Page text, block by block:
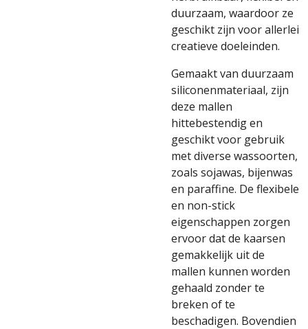
duurzaam, waardoor ze
geschikt zijn voor allerlei
creatieve doeleinden.
Gemaakt van duurzaam
siliconenmateriaal, zijn
deze mallen
hittebestendig en
geschikt voor gebruik
met diverse wassoorten,
zoals sojawas, bijenwas
en paraffine. De flexibele
en non-stick
eigenschappen zorgen
ervoor dat de kaarsen
gemakkelijk uit de
mallen kunnen worden
gehaald zonder te
breken of te
beschadigen. Bovendien